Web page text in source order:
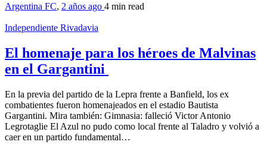
Argentina FC, 2 años ago 4 min read
Independiente Rivadavia
El homenaje para los héroes de Malvinas
en el Gargantini
En la previa del partido de la Lepra frente a Banfield, los ex
combatientes fueron homenajeados en el estadio Bautista
Gargantini. Mira también: Gimnasia: falleció Victor Antonio
Legrotaglie El Azul no pudo como local frente al Taladro y volvió a
caer en un partido fundamental…